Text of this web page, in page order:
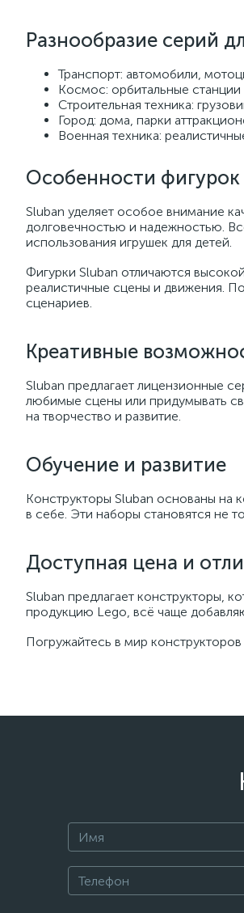
Разнообразие серий
Транспорт: автомобили,
Космос: орбитальные
Строительная техника:
Город: дома, парки
Военная техника:
Особенности фигурок
Sluban уделяет особое внимание
долговечностью и надежностью.
использования игрушек для детей.
Фигурки Sluban отличаются
реалистичные сцены и движения.
сценариев.
Креативные
Sluban предлагает лицензионные
любимые сцены или придумывать
на творчество и развитие.
Обучение и развитие
Конструкторы Sluban основаны на
в себе. Эти наборы становятся не
Доступная цена и
Sluban предлагает конструкторы,
продукцию Lego, всё чаще
Погружайтесь в мир